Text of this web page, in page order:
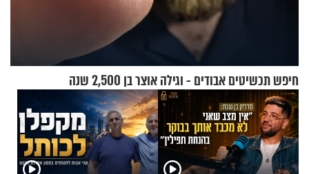
חיפש תכשיטים אבודים - וגילה אוצר בן 2,500 שנה